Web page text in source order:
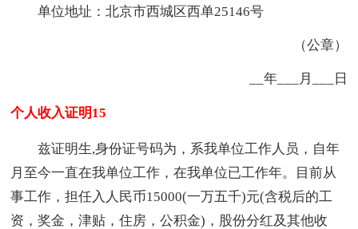
单位地址：北京市西城区西单25146号
（公章）
__年___月___日
个人收入证明15
兹证明生,身份证号码为，系我单位工作人员，自年
月至今一直在我单位工作，在我单位已工作年。目前从
事工作，担任入人民币15000(一万五千)元(含税后的工
资，奖金，津贴，住房，公积金)，股份分红及其他收